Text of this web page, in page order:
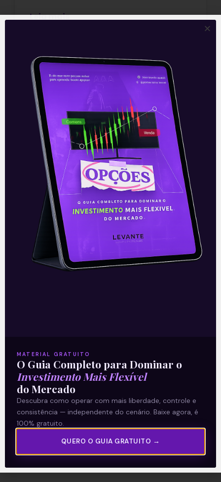
Leia mais
CRYPTO 101
As Principais Criptomoedas
para Investir Agora e Por Que
Elas São Promissoras | Crypto
101
você também vai conhecer uma
criptomoeda fora do radar com
bastante potencial!
Confira o artigo completo para descobrir
tudo.
Leia mais
MATERIAL GRATUITO
O Guia Completo para Dominar o
Investimento Mais Flexível
do Mercado
Descubra como operar com mais liberdade, controle e
consistência — independente do cenário. Baixe agora, é
100% gratuito.
QUERO O GUIA GRATUITO →